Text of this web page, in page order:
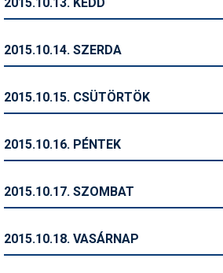
Sífutás
Símánia
Síoktatás
Síszerviz
Sítechnika
Snowboard
2015.10.14. SZERDA
2015.10.15. CSÜTÖRTÖK
2015.10.16. PÉNTEK
2015.10.17. SZOMBAT
2015.10.18. VASÁRNAP